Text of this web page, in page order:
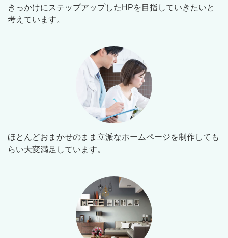
きっかけにステップアップしたHPを目指していきたいと
考えています。
ほとんどおまかせのまま立派なホームページを制作しても
らい大変満足しています。